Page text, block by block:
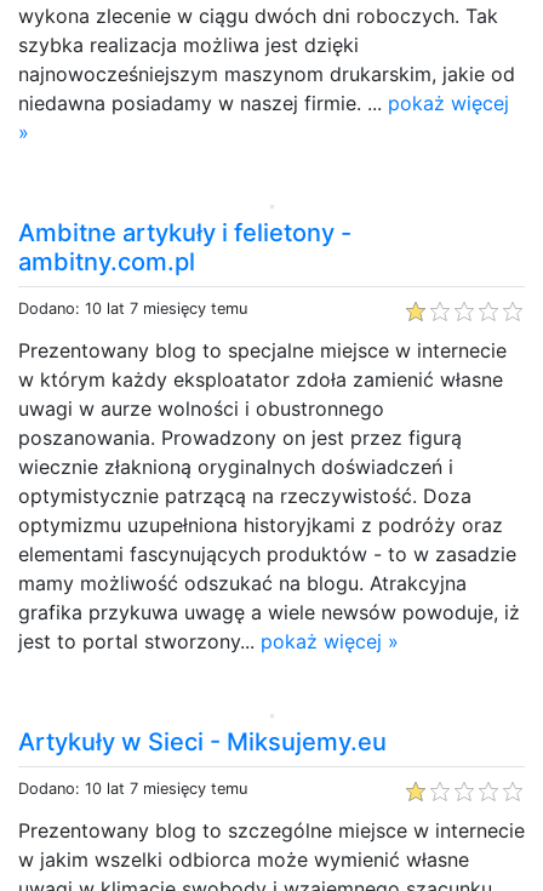
wykona zlecenie w ciągu dwóch dni roboczych. Tak
szybka realizacja możliwa jest dzięki
najnowocześniejszym maszynom drukarskim, jakie od
niedawna posiadamy w naszej firmie. ... pokaż więcej
»
Ambitne artykuły i felietony -
ambitny.com.pl
Dodano: 10 lat 7 miesięcy temu
Prezentowany blog to specjalne miejsce w internecie
w którym każdy eksploatator zdoła zamienić własne
uwagi w aurze wolności i obustronnego
poszanowania. Prowadzony on jest przez figurą
wiecznie złaknioną oryginalnych doświadczeń i
optymistycznie patrzącą na rzeczywistość. Doza
optymizmu uzupełniona historyjkami z podróży oraz
elementami fascynujących produktów - to w zasadzie
mamy możliwość odszukać na blogu. Atrakcyjna
grafika przykuwa uwagę a wiele newsów powoduje, iż
jest to portal stworzony... pokaż więcej »
Artykuły w Sieci - Miksujemy.eu
Dodano: 10 lat 7 miesięcy temu
Prezentowany blog to szczególne miejsce w internecie
w jakim wszelki odbiorca może wymienić własne